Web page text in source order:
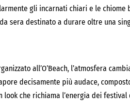
gli incarnati chiari e le
sera destinato a durare oltre una
all’O’Beach, l’atmosfera
decisamente più audace,
look che richiama l’energia dei